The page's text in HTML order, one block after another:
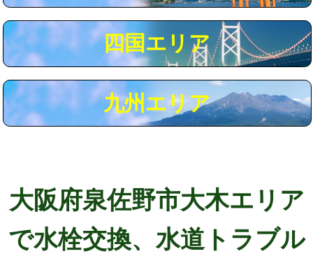
※給水管工事は20mmまでの価格です。
四国エリア
九州エリア
大阪府泉佐野市大木エリア
で水栓交換、水道トラブル